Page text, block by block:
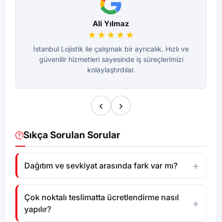
Ali Yılmaz
★★★★★
İstanbul Lojistik ile çalışmak bir ayrıcalık. Hızlı ve
güvenilir hizmetleri sayesinde iş süreçlerimizi
kolaylaştırdılar.
‹ ›
Sıkça Sorulan Sorular
Dağıtım ve sevkiyat arasında fark var mı?
Çok noktalı teslimatta ücretlendirme nasıl
yapılır?